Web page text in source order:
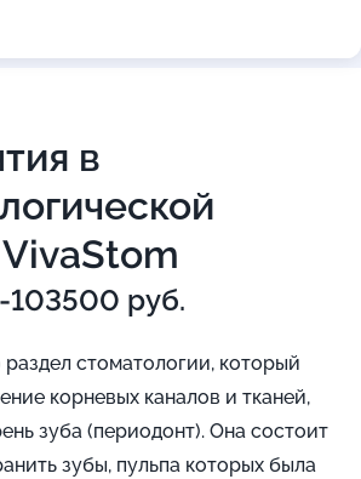
в
руб.
стоматологии, который
корневых каналов и тканей,
зуба (периодонт). Она состоит
зубы, пульпа которых была